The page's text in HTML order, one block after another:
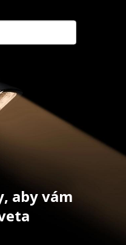
Steel rúčka č. 6
71,00
PRIDAŤ DO KOŠÍKA
aby vám